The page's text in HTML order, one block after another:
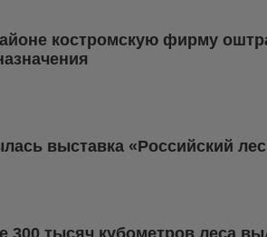
костромскую фирму
выставка «Российский
300 тысяч кубометров леса